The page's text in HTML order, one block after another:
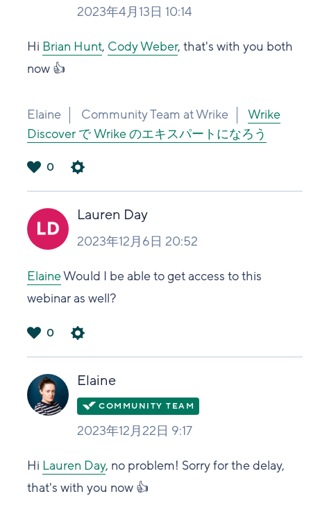
2023年4月13日 10:14
Hi Brian Hunt, Cody Weber, that's with you both
now 👍
Elaine Community Team at Wrike
Wrike
Discover で Wrike のエキスパートになろう
い
0
Lauren Day
2023年12月6日 20:52
ElaineWould I be able to get access to this
webinar as well?
い
0
Elaine
2023年12月22日 9:17
Hi Lauren Day, no problem! Sorry for the delay,
that's with you now 👍